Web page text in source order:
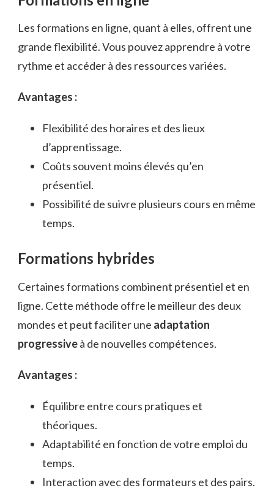
Les formations en ligne, quant à elles, offrent une
grande flexibilité. Vous pouvez apprendre à votre
rythme et accéder à des ressources variées.
Avantages :
Flexibilité des horaires et des lieux
d’apprentissage.
Coûts souvent moins élevés qu’en
présentiel.
Possibilité de suivre plusieurs cours en même
temps.
Formations hybrides
Certaines formations combinent présentiel et en
ligne. Cette méthode offre le meilleur des deux
mondes et peut faciliter une adaptation
progressiveà de nouvelles compétences.
Avantages :
Équilibre entre cours pratiques et
théoriques.
Adaptabilité en fonction de votre emploi du
temps.
Interaction avec des formateurs et des pairs.